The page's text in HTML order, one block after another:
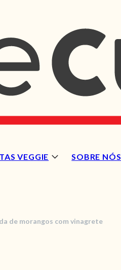
VEGGIE SOBRE NÓS
de morangos com vinagrete